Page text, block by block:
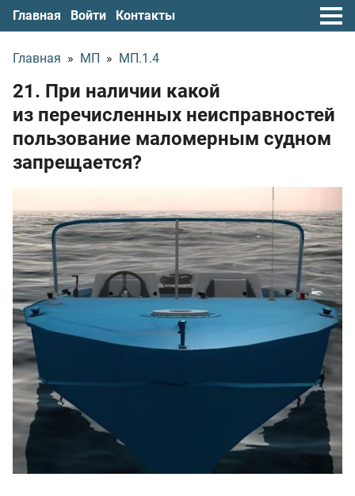
Главная Войти Контакты
Главная » МП » МП.1.4
21. При наличии какой
из перечисленных неисправностей
пользование маломерным судном
запрещается?